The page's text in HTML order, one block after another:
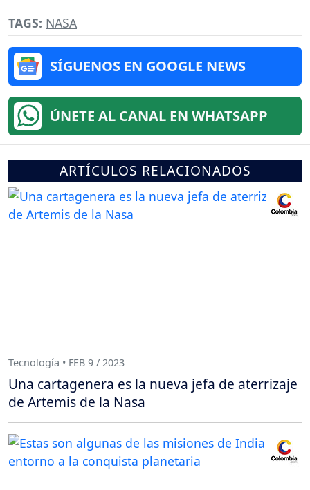
TAGS: NASA
SÍGUENOS EN GOOGLE NEWS
ÚNETE AL CANAL EN WHATSAPP
ARTÍCULOS RELACIONADOS
Tecnología • FEB 9 / 2023
Una cartagenera es la nueva jefa de aterrizaje
de Artemis de la Nasa